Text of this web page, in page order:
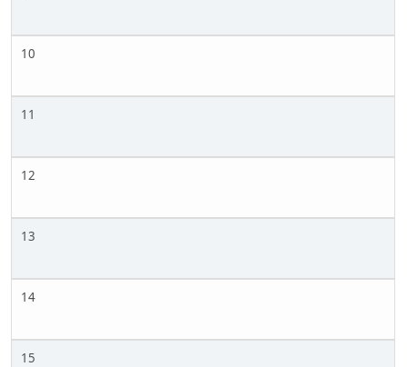
10
11
12
13
14
15